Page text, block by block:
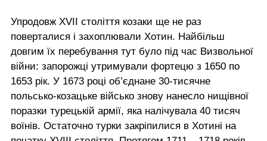
Упродовж XVII століття козаки ще не раз
поверталися і захоплювали Хотин. Найбільш
довгим їх перебування тут було під час Визвольної
війни: запорожці утримували фортецю з 1650 по
1653 рік. У 1673 році об’єднане 30-тисячне
польсько-козацьке військо знову нанесло нищівної
поразки турецькій армії, яка налічувала 40 тисяч
воїнів. Остаточно турки закріпилися в Хотині на